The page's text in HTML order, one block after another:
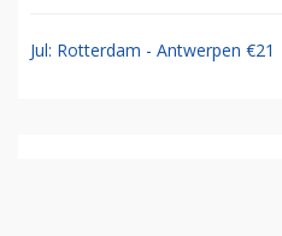
Jul: Rotterdam - Antwerpen €21